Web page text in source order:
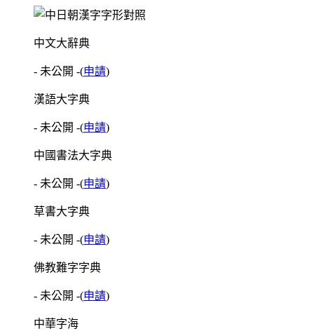
中文大辭典
- 未公開 -(申請)
漢語大字典
- 未公開 -(申請)
中國書法大字典
- 未公開 -(申請)
草書大字典
- 未公開 -(申請)
佛教難字字典
- 未公開 -(申請)
中華字海